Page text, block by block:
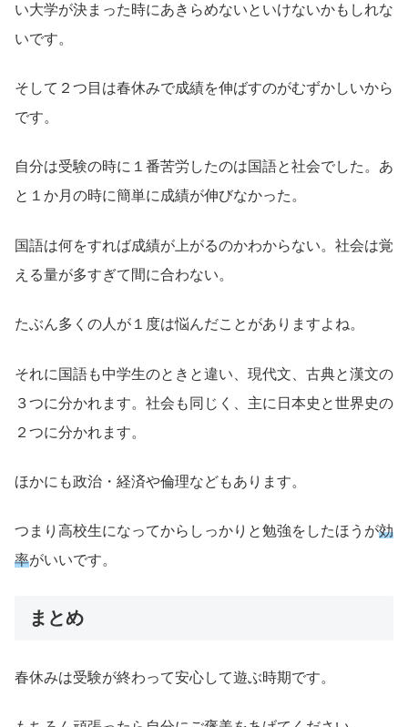
い大学が決まった時にあきらめないといけないかもしれな
いです。
そして２つ目は春休みで成績を伸ばすのがむずかしいから
です。
自分は受験の時に１番苦労したのは国語と社会でした。あ
と１か月の時に簡単に成績が伸びなかった。
国語は何をすれば成績が上がるのかわからない。社会は覚
える量が多すぎて間に合わない。
たぶん多くの人が１度は悩んだことがありますよね。
それに国語も中学生のときと違い、現代文、古典と漢文の
３つに分かれます。社会も同じく、主に日本史と世界史の
２つに分かれます。
ほかにも政治・経済や倫理などもあります。
つまり高校生になってからしっかりと勉強をしたほうが効
率がいいです。
まとめ
春休みは受験が終わって安心して遊ぶ時期です。